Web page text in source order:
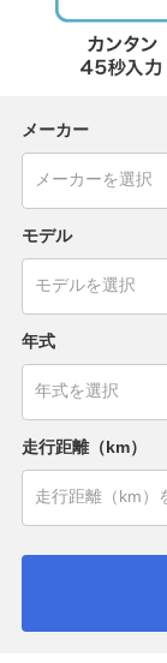
メーカー
モデル
年式
走行距離（km）